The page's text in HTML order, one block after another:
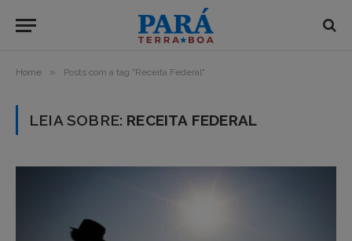
Home » Posts com a tag "Receita Federal"
LEIA SOBRE: RECEITA FEDERAL